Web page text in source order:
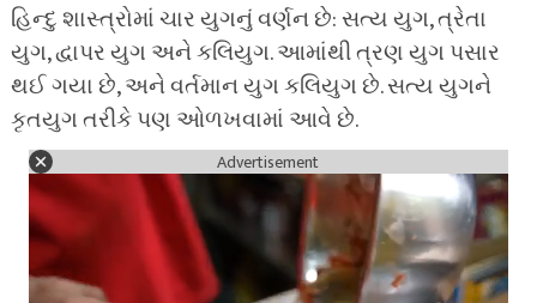
હિન્દુ શાસ્ત્રોમાં ચાર યુગનું વર્ણન છે: સત્ય યુગ, ત્રેતા
યુગ, દ્વાપર યુગ અને કલિયુગ. આમાંથી ત્રણ યુગ પસાર
થઈ ગયા છે, અને વર્તમાન યુગ કલિયુગ છે. સત્ય યુગને
કૃતયુગ તરીકે પણ ઓળખવામાં આવે છે.
Advertisement